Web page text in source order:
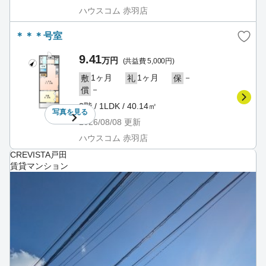
ハウスコム 赤羽店
＊＊＊号室
写真を見る
9.41万円 (共益費 5,000円)
敷 1ヶ月 礼 1ヶ月 保 －
償 －
3階 / 1LDK / 40.14㎡
2026/08/08 更新
ハウスコム 赤羽店
CREVISTA戸田
賃貸マンション